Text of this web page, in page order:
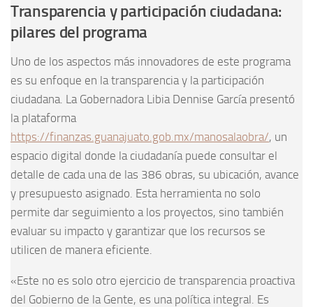
Transparencia y participación ciudadana:
pilares del programa
Uno de los aspectos más innovadores de este programa
es su enfoque en la transparencia y la participación
ciudadana. La Gobernadora Libia Dennise García presentó
la plataforma
https://finanzas.guanajuato.gob.mx/manosalaobra/, un
espacio digital donde la ciudadanía puede consultar el
detalle de cada una de las 386 obras, su ubicación, avance
y presupuesto asignado. Esta herramienta no solo
permite dar seguimiento a los proyectos, sino también
evaluar su impacto y garantizar que los recursos se
utilicen de manera eficiente.
«Este no es solo otro ejercicio de transparencia proactiva
del Gobierno de la Gente, es una política integral. Es